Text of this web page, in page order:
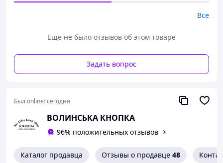
стирка превратится в волшебное путешествие, где
ваша одежда окутается нежным ароматом,
напоминающим цветущий сад после освежающего
летнего дождя. Подходит для всех типов стиральных
машин и тканей.
Все
Еще не было отзывов об этом товаре
Задать вопрос
Был online:сегодня
ВОЛИНСЬКА КНОПКА
96% положительных отзывов
Каталог продавца Отзывы о продавце 48